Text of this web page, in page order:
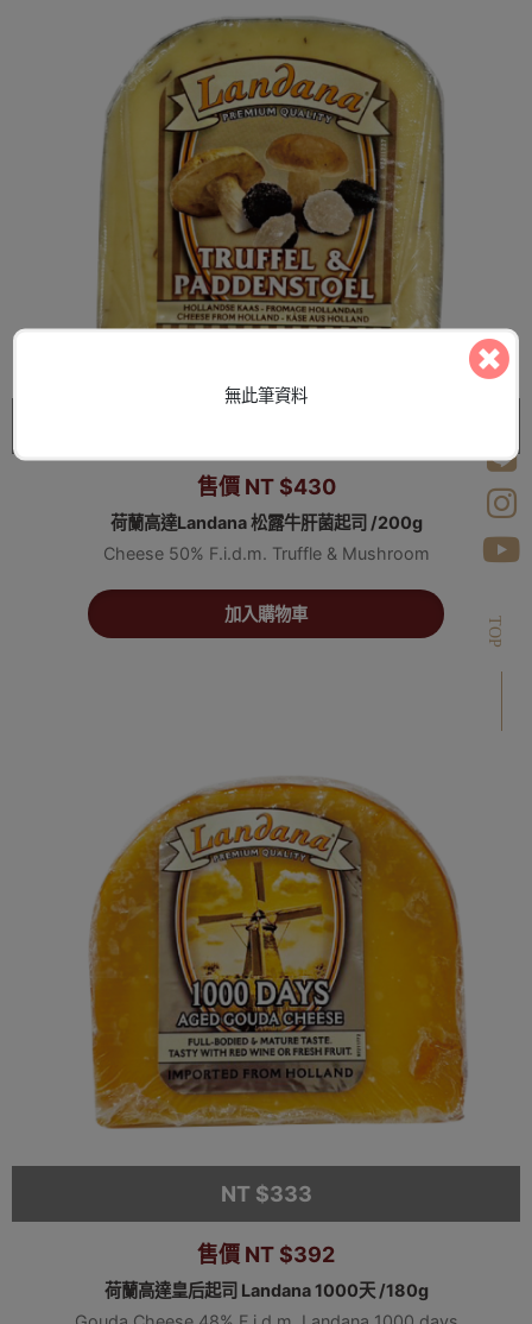
售價 NT $430
荷蘭高達Landana 松露牛肝菌起司 /200g
Cheese 50% F.i.d.m. Truffle & Mushroom
加入購物車
NT $333
售價 NT $392
荷蘭高達皇后起司 Landana 1000天 /180g
TOP
無此筆資料